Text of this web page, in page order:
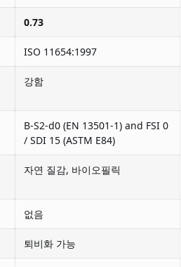
0.73
ISO 11654:1997
강함
B-S2-d0 (EN 13501-1) and FSI 0
/ SDI 15 (ASTM E84)
자연 질감, 바이오필릭
없음
퇴비화 가능